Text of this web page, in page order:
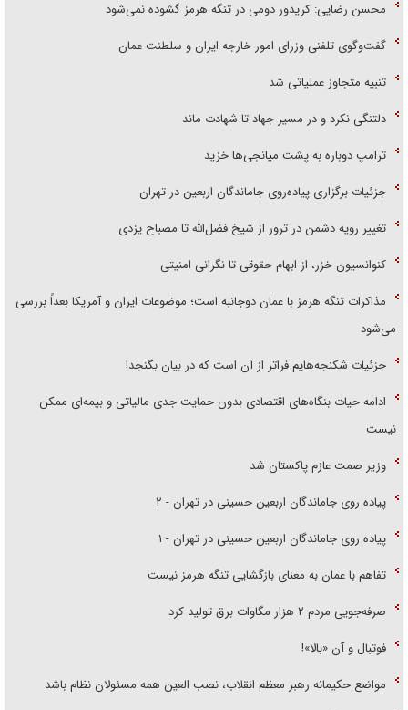
محسن رضایی: کریدور دومی در تنگه هرمز گشوده نمی‌شود
گفت‌وگوی تلفنی وزرای امور خارجه ایران و سلطنت عمان
تنبیه متجاوز عملیاتی شد
دلتنگی نکرد و در مسیر جهاد تا شهادت ماند
ترامپ دوباره به پشت میانجی‌ها خزید
جزئیات برگزاری پیاده‌روی جاماندگان اربعین در تهران
تغییر رویه دشمن در ترور از شیخ فضل‌الله تا مصباح یزدی
کنوانسیون خزر، از ابهام حقوقی تا نگرانی امنیتی
مذاکرات تنگه هرمز با عمان دوجانبه است؛ موضوعات ایران و آمریکا بعداً بررسی
می‌شود
جزئیات شکنجه‌هایم فراتر از آن است که در بیان بگنجد!
ادامه حیات بنگاه‌های اقتصادی بدون حمایت جدی مالیاتی و بیمه‌ای ممکن
نیست
وزیر صمت عازم پاکستان شد
پیاده روی جاماندگان اربعین حسینی در تهران - ۲
پیاده روی جاماندگان اربعین حسینی در تهران - ۱
تفاهم با عمان به معنای بازگشایی تنگه هرمز نیست
صرفه‌جویی مردم ۲ هزار مگاوات برق تولید کرد
فوتبال و آن «بالا»!
مواضع حکیمانه رهبر معظم انقلاب، نصب العین همه مسئولان نظام باشد